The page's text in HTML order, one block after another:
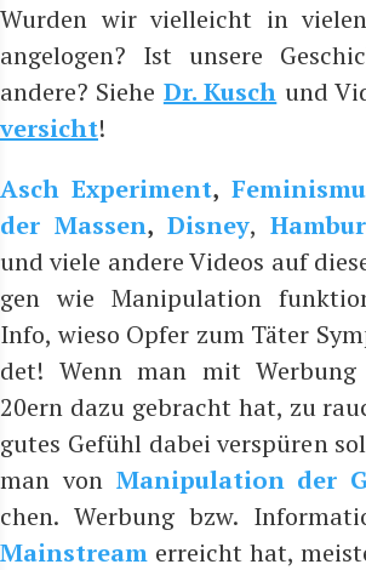
Wur­den wir viel­leicht in
ange­lo­gen? Ist unse­re
ande­re? Sie­he Dr. Kusch und
ver­sicht!
Asch Expe­ri­ment,
der Mas­sen, Dis­ney,
und vie­le ande­re Vide­os auf
gen wie Mani­pu­la­ti­on
Info, wie­so Opfer zum Täter
det! Wenn man mit
20ern dazu gebracht hat, zu
gutes Gefühl dabei ver­spü­ren
man vonMani­pu­la­ti­on der
chen. Wer­bung bzw.
Main­stream erreicht hat,